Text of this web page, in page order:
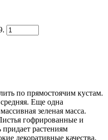
по прямостоячим кустам.
Еще одна
зеленая масса.
гофрированные и
придает растениям
декоративные качества.